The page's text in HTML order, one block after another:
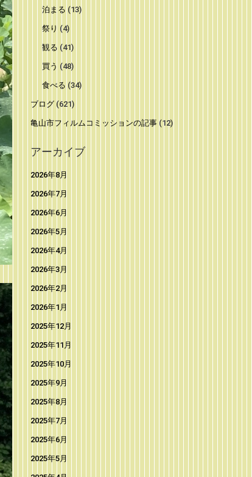
泊まる (13)
祭り (4)
観る (41)
買う (48)
食べる (34)
ブログ(621)
亀山市フィルムコミッションの記事(12)
アーカイブ
2026年8月
2026年7月
2026年6月
2026年5月
2026年4月
2026年3月
2026年2月
2026年1月
2025年12月
2025年11月
2025年10月
2025年9月
2025年8月
2025年7月
2025年6月
2025年5月